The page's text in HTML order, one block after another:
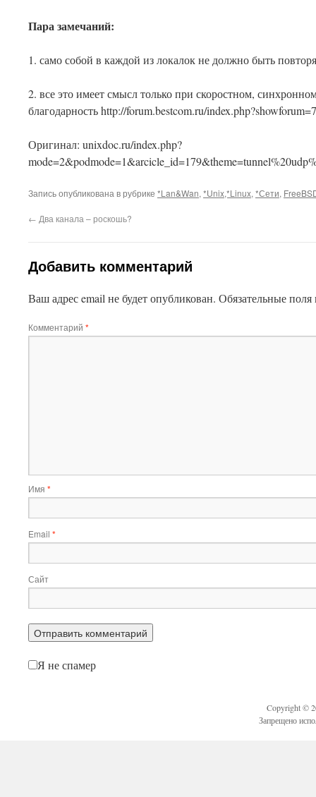
Пара замечаний:
1. само собой в каждой из локалок не должно быть
2. все это имеет смысл только при скоростном,
благодарность http://forum.bestcom.ru/
Оригинал: unixdoc.ru/index.php?
Запись опубликована в рубрике *Lan&Wan, *Unix,*Linux, *Сети,
← Два канала – роскошь?
Добавить комментарий
Ваш адрес email не будет опубликован. Обязательные
Комментарий *
Имя *
Email *
Сайт
Я не спамер
This plugin created byAlexei91
Copyright ©
Запрещено